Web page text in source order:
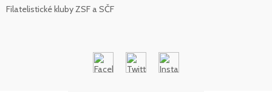
Filatelistické kluby ZSF a SČF